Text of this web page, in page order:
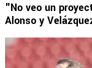
"No veo un
Alonso y